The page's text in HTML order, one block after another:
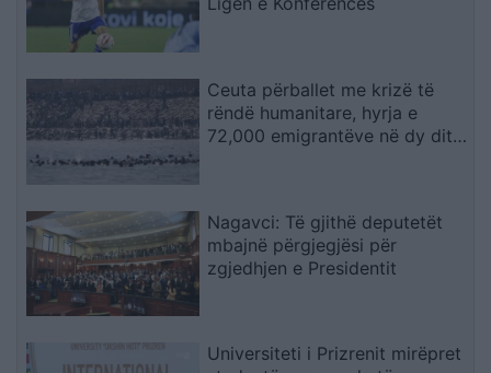
Ceuta përballet me krizë të
rëndë humanitare, hyrja e
72,000 emigrantëve në dy ditë
Nagavci: Të gjithë deputetët
mbajnë përgjegjësi për
zgjedhjen e Presidentit
Universiteti i Prizrenit mirëpret